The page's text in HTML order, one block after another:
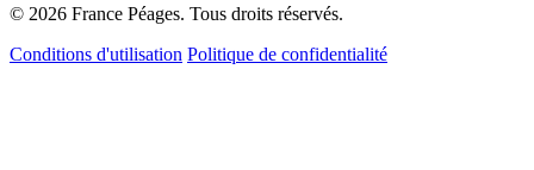
© 2026 France Péages. Tous droits réservés.
Conditions d'utilisation Politique de confidentialité